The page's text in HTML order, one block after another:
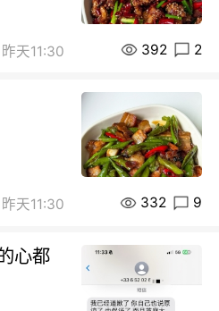
昨天11:30 392 2
昨天11:30 332 9
心都